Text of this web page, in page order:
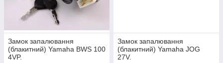
Замок запалювання
(блакитний) Yamaha BWS 100
4VP.
Замок запалювання
(блакитний) Yamaha JOG
27V.